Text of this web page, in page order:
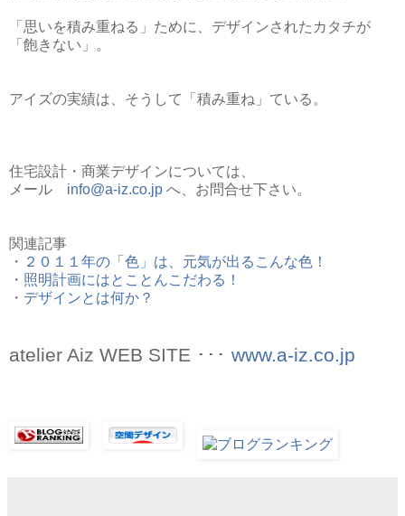
「思いを積み重ねる」ために、デザインされたカタチが
「飽きない」。
アイズの実績は、そうして「積み重ね」ている。
住宅設計・商業デザインについては、
メール info@a-iz.co.jp へ、お問合せ下さい。
関連記事
・ ２０１１年の「色」は、元気が出るこんな色！
・ 照明計画にはとことんこだわる！
・ デザインとは何か？
atelier Aiz WEB SITE ･･･ www.a-iz.co.jp